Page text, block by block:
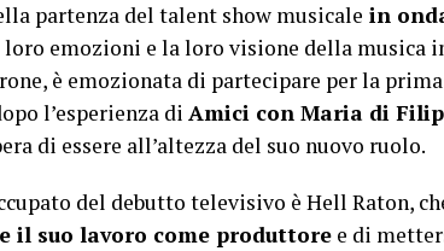
partenza del talent show musicale in
loro emozioni e la loro visione della musica
è emozionata di partecipare per la
l’esperienza di Amici con Maria di
di essere all’altezza del suo nuovo ruolo.
del debutto televisivo è Hell Raton,
il suo lavoro come produttore e di